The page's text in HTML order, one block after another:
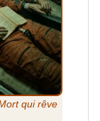
qui rêve